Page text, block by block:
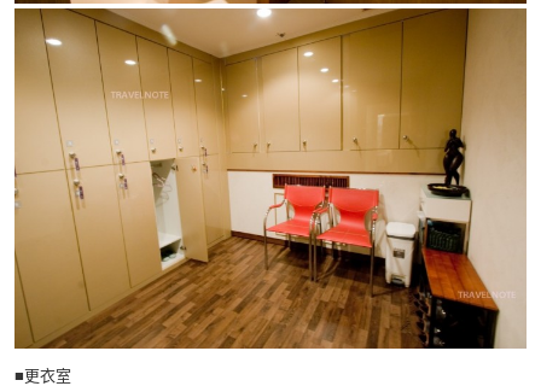
■更衣室